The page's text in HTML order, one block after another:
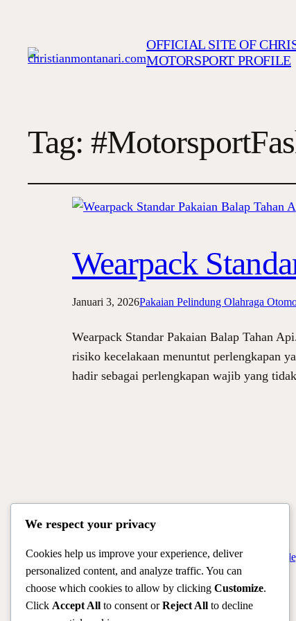
OFFICIAL SITE OF
MOTORSPORT PROFILE
Tag:
Wearpack
Januari 3, 2026Pakaian Pelindung Olahraga
Wearpack Standar Pakaian Balap Tahan
risiko kecelakaan menuntut perlengkapan
hadir sebagai perlengkapan wajib yang
Official Site of Christian Montanari | Racer & Motorsport Profile
We respect your privacy
Cookies help us improve your experience, deliver
personalized content, and analyze traffic. You can
choose which cookies to allow by clicking Customize.
Click Accept All to consent orReject All to decline